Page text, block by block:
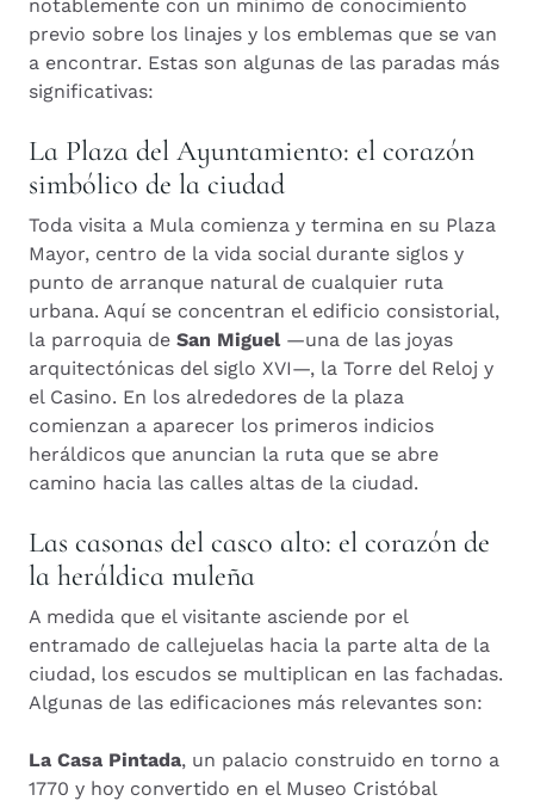
notablemente con un mínimo de conocimiento
previo sobre los linajes y los emblemas que se van
a encontrar. Estas son algunas de las paradas más
significativas:
La Plaza del Ayuntamiento: el corazón
simbólico de la ciudad
Toda visita a Mula comienza y termina en su Plaza
Mayor, centro de la vida social durante siglos y
punto de arranque natural de cualquier ruta
urbana. Aquí se concentran el edificio consistorial,
la parroquia de San Miguel—una de las joyas
arquitectónicas del siglo XVI—, la Torre del Reloj y
el Casino. En los alrededores de la plaza
comienzan a aparecer los primeros indicios
heráldicos que anuncian la ruta que se abre
camino hacia las calles altas de la ciudad.
Las casonas del casco alto: el corazón de
la heráldica muleña
A medida que el visitante asciende por el
entramado de callejuelas hacia la parte alta de la
ciudad, los escudos se multiplican en las fachadas.
Algunas de las edificaciones más relevantes son:
La Casa Pintada, un palacio construido en torno a
1770 y hoy convertido en el Museo Cristóbal